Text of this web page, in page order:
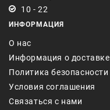
10 - 22
ИНФОРМАЦИЯ
О нас
Информация о доставке
Политика безопасности
Условия соглашения
Связаться с нами